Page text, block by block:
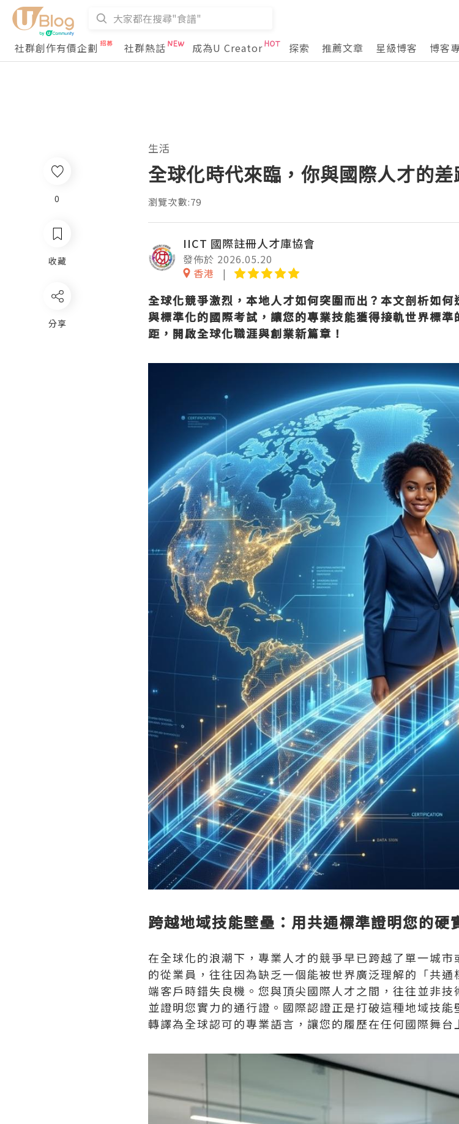
社群創作有價企劃
社群熱話 成為U Creator 探索 推薦文章 星級博客 博客
0
收藏
分享
生活
全球化時代來臨，你與國際人才的
瀏覽次數:79
IICT 國際註冊人才庫協會
發佈於 2026.05.20
香港
全球化競爭激烈，本地人才如何突圍而出？本文剖析如
與標準化的國際考試，讓您的專業技能獲得接軌世界標
距，開啟全球化職涯與創業新篇章！
跨越地域技能壁壘：用共通標準證明您的硬
在全球化的浪潮下，專業人才的競爭早已跨越了單一城
的從業員，往往因為缺乏一個能被世界廣泛理解的「共
端客戶時錯失良機。您與頂尖國際人才之間，往往並非
並證明您實力的通行證。國際認證正是打破這種地域技
轉譯為全球認可的專業語言，讓您的履歷在任何國際舞台